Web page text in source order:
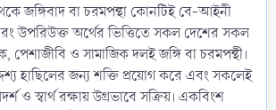
জঙ্গিবাদ বা চরমপন্থা কোনটিই বে-আইনী
উপরিউক্ত অর্থের ভিত্তিতে সকল দেশের সকল
পেশাজীবি ও সামাজিক দলই জঙ্গি বা চরমপন্থী।
হাছিলের জন্য শক্তি প্রয়োগ করে এবং সকলেই
ও স্বার্থ রক্ষায় উগ্রভাবে সক্রিয়। একবিংশ